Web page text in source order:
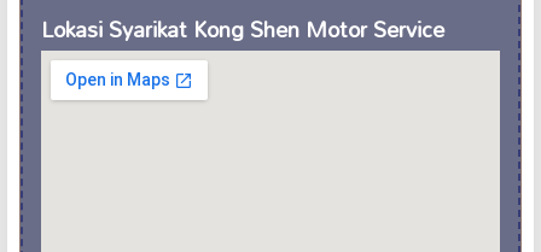
Lokasi Syarikat Kong Shen Motor Service